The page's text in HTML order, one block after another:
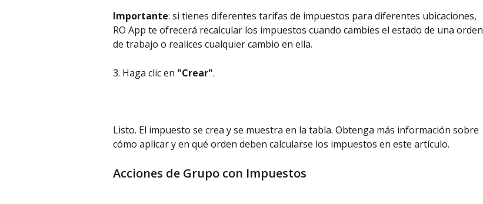
Importante: si tienes diferentes tarifas de impuestos para diferentes ubicaciones,
RO App te ofrecerá recalcular los impuestos cuando cambies el estado de una orden
de trabajo o realices cualquier cambio en ella.
3. Haga clic en "Crear".
Listo. El impuesto se crea y se muestra en la tabla. Obtenga más información sobre
cómo aplicar y en qué orden deben calcularse los impuestos en este artículo.
Acciones de Grupo con Impuestos